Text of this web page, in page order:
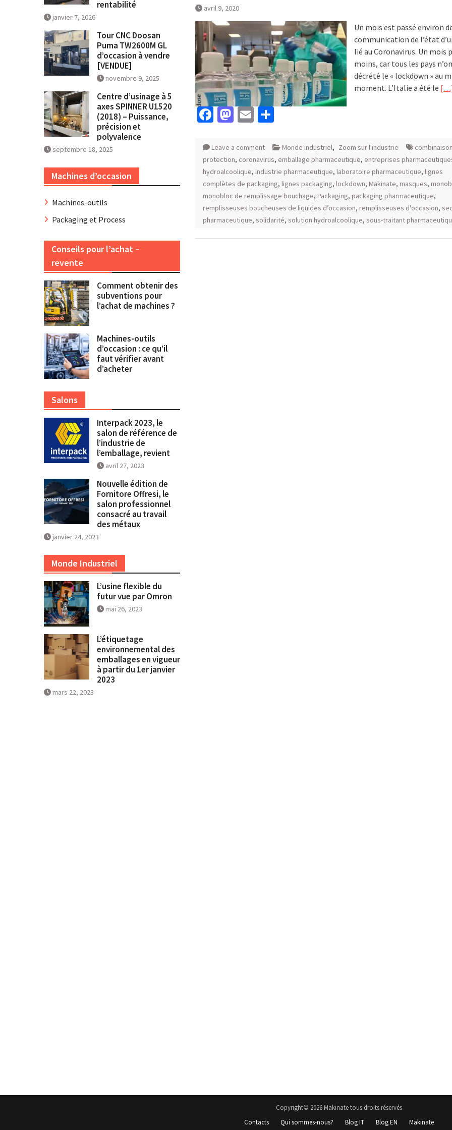
avril 9, 2020
Un mois est passé environ
communication de l’état
lié au Coronavirus. Un mois
moins, car tous les pays
décrété le « lockdown » au
moment. L’Italie a été le
Facebook
Mastodon
Email
Leave a comment Monde industriel, Zoom sur l'industrie
protection, coronavirus, emballage pharmaceutique, entreprises
hydroalcoolique, industrie pharmaceutique, laboratoire pharmaceutique, lignes
complètes de packaging, lignes packaging, lockdown, Makinate, masques,
monobloc de remplissage bouchage, Packaging, packaging pharmaceutique,
remplisseuses boucheuses de liquides d’occasion, remplisseuses d'occasion,
pharmaceutique, solidarité, solution hydroalcoolique, sous-traitant
rentabilité
janvier 7, 2026
Tour CNC Doosan
Puma TW2600M GL
d’occasion à vendre
[VENDUE]
novembre 9, 2025
Centre d’usinage à 5
axes SPINNER U1520
(2018) – Puissance,
précision et
polyvalence
septembre 18, 2025
Machines d’occasion
Machines-outils
Packaging et Process
Conseils pour l’achat –
revente
Comment obtenir des
subventions pour
l’achat de machines ?
Machines-outils
d’occasion : ce qu’il
faut vérifier avant
d’acheter
Salons
Interpack 2023, le
salon de référence de
l’industrie de
l’emballage, revient
avril 27, 2023
Nouvelle édition de
Fornitore Offresi, le
salon professionnel
consacré au travail
des métaux
janvier 24, 2023
Monde Industriel
L’usine flexible du
futur vue par Omron
mai 26, 2023
L’étiquetage
environnemental des
emballages en vigueur
à partir du 1er janvier
2023
mars 22, 2023
Copyright© 2026 Makinate tous droits réservés
Contacts
Qui sommes-nous? Blog IT Blog EN
Makinate